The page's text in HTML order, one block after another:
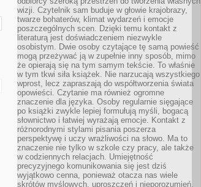
wizji. Czytelnik sam buduje w głowie krajobrazy,
twarze bohaterów, klimat wydarzeń i emocje
poszczególnych scen. Dzięki temu kontakt z
literaturą jest doświadczeniem niezwykle
osobistym. Dwie osoby czytające tę samą powieść
mogą przeżywać ją w zupełnie inny sposób, mimo
że opierają się na tym samym tekście. To właśnie
w tym tkwi siła książek. Nie narzucają wszystkiego
wprost, lecz zapraszają do współtworzenia świata
opowieści. Czytanie ma również ogromne
znaczenie dla języka. Osoby regularnie sięgające
po książki zwykle lepiej formułują myśli, bogacą
słownictwo i łatwiej wyrażają emocje. Kontakt z
różnorodnymi stylami pisania poszerza
perspektywę i uczy wrażliwości na słowo. Ma to
znaczenie nie tylko w szkole czy pracy, ale także
w codziennych relacjach. Umiejętność
precyzyjnego komunikowania się jest dziś
wyjątkowo cenna, ponieważ otacza nas wiele
skrótów myślowych, uproszczeń i nieporozumień.